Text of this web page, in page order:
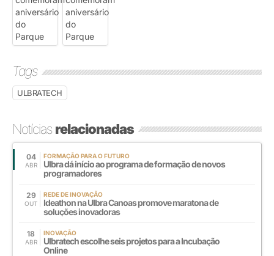
Tags
ULBRATECH
Notíciasrelacionadas
04
ABR
FORMAÇÃO PARA O FUTURO
Ulbra dá início ao programa de formação de novos
programadores
29
OUT
REDE DE INOVAÇÃO
Ideathon na Ulbra Canoas promove maratona de
soluções inovadoras
18
ABR
INOVAÇÃO
Ulbratech escolhe seis projetos para a Incubação
Online